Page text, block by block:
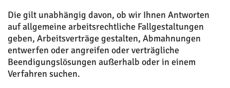
Die gilt unabhängig davon, ob wir Ihnen Antworten
auf allgemeine arbeitsrechtliche Fallgestaltungen
geben, Arbeitsverträge gestalten, Abmahnungen
entwerfen oder angreifen oder verträgliche
Beendigungslösungen außerhalb oder in einem
Verfahren suchen.